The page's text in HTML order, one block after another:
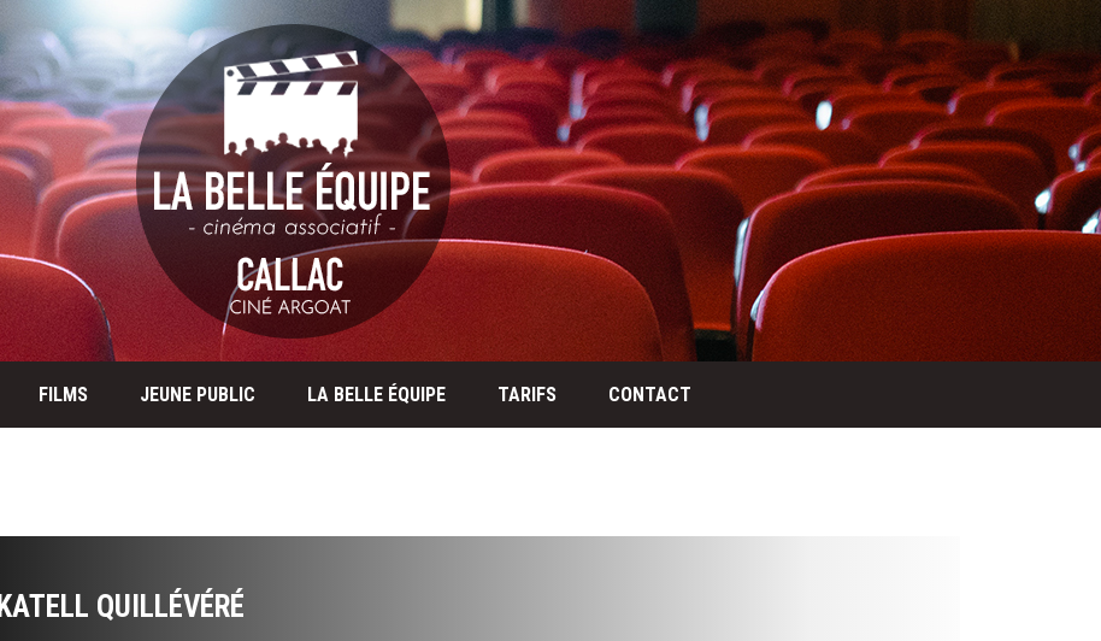
FILMS JEUNE PUBLIC LA BELLE ÉQUIPE TARIFS CONTACT
KATELL QUILLÉVÉRÉ